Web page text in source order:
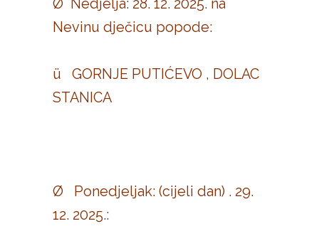
Ø Nedjelja: 28. 12. 2025. na
Nevinu dječicu popode:
ü GORNJE PUTIĆEVO , DOLAC
STANICA
Ø Ponedjeljak: (cijeli dan) . 29.
12. 2025.: